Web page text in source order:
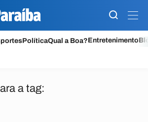
PolíticaQual a Boa?Entretenimento
a tag: